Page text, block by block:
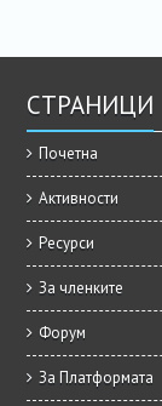
СТРАНИЦИ
Почетна
Активности
Ресурси
За членките
Форум
За Платформата